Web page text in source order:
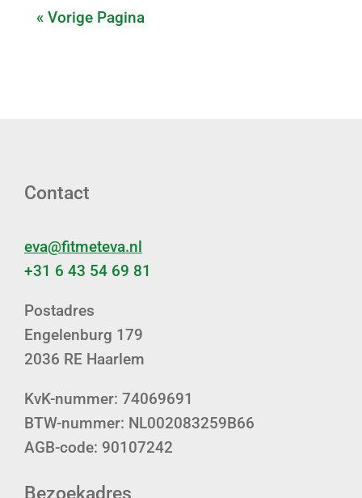
« Vorige Pagina
Contact
eva@fitmeteva.nl
+31 6 43 54 69 81
Postadres
Engelenburg 179
2036 RE Haarlem
KvK-nummer: 74069691
BTW-nummer: NL002083259B66
AGB-code: 90107242